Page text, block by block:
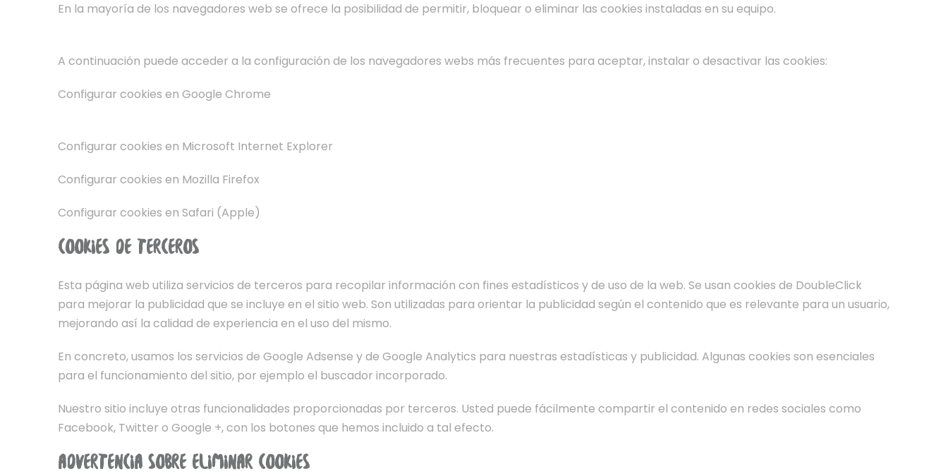
En la mayoría de los navegadores web se ofrece la posibilidad de permitir, bloquear o eliminar las cookies instaladas en su equipo.
A continuación puede acceder a la configuración de los navegadores webs más frecuentes para aceptar, instalar o desactivar las cookies:
Configurar cookies en Google Chrome
Configurar cookies en Microsoft Internet Explorer
Configurar cookies en Mozilla Firefox
Configurar cookies en Safari (Apple)
COOKIES DE TERCEROS
Esta página web utiliza servicios de terceros para recopilar información con fines estadísticos y de uso de la web. Se usan cookies de DoubleClick
para mejorar la publicidad que se incluye en el sitio web. Son utilizadas para orientar la publicidad según el contenido que es relevante para un usuario,
mejorando así la calidad de experiencia en el uso del mismo.
En concreto, usamos los servicios de Google Adsense y de Google Analytics para nuestras estadísticas y publicidad. Algunas cookies son esenciales
para el funcionamiento del sitio, por ejemplo el buscador incorporado.
Nuestro sitio incluye otras funcionalidades proporcionadas por terceros. Usted puede fácilmente compartir el contenido en redes sociales como
Facebook, Twitter o Google +, con los botones que hemos incluido a tal efecto.
ADVERTENCIA SOBRE ELIMINAR COOKIES